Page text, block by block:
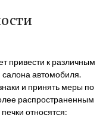
привести к различным
автомобиля.
и принять меры по
распространенным
относятся: